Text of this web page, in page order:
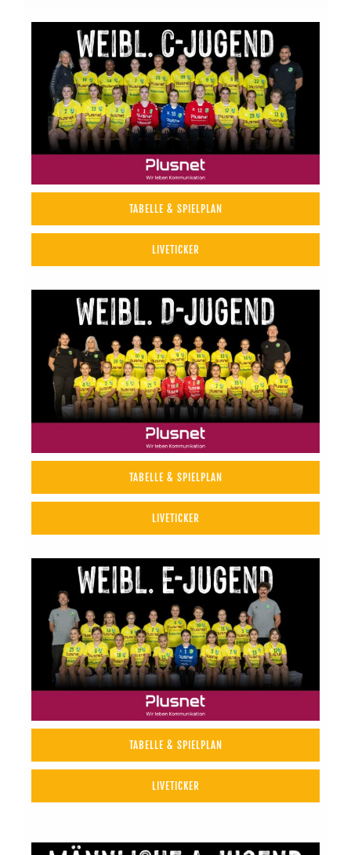
TABELLE & SPIELPLAN
LIVETICKER
TABELLE & SPIELPLAN
LIVETICKER
TABELLE & SPIELPLAN
LIVETICKER